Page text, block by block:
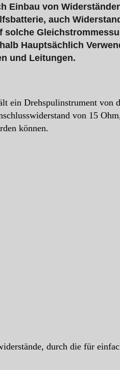
Einbau von
auch
solche
Hauptsächlich
und Leitungen.
ein Drehspulinstrument
von 15
können.
durch die für